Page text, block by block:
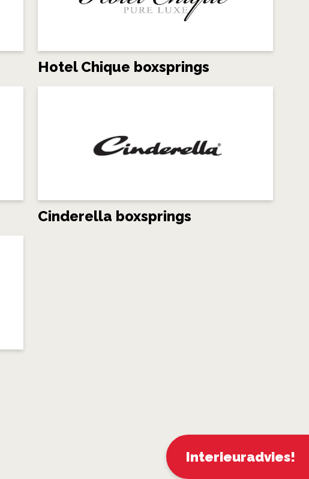
Hotel Chique boxsprings
Cinderella boxsprings
Interieuradvies!